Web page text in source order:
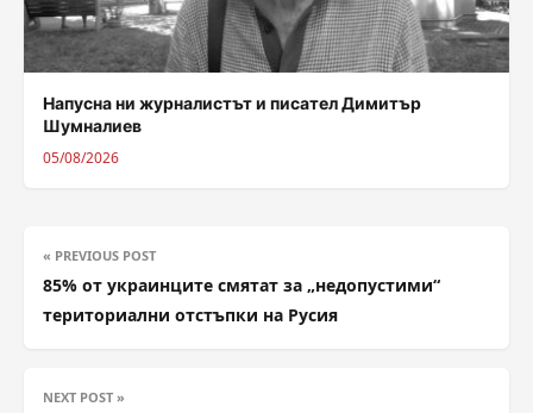
Напусна ни журналистът и писател Димитър
Шумналиев
05/08/2026
« PREVIOUS POST
85% от украинците смятат за „недопустими“
териториални отстъпки на Русия
NEXT POST »